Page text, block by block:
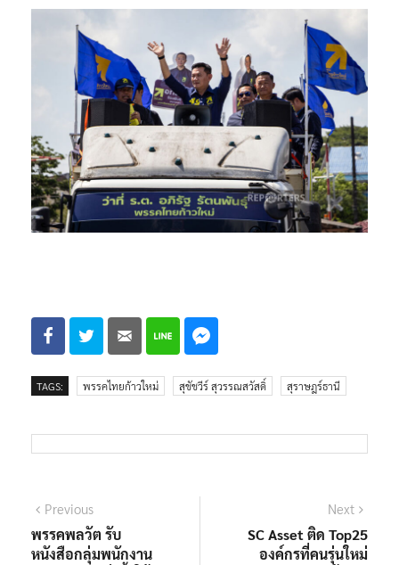
TAGS: พรรคไทยก้าวใหม่ สุชัชวีร์ สุวรรณสวัสดิ์ สุราษฎร์ธานี
แนะแนว
เรื่อง
PreviousPrevious
post:
พรรคพลวัต รับ
หนังสือกลุ่มพนักงาน
Next
post:
SC Asset ติด Top25
องค์กรที่คนรุ่นใหม่